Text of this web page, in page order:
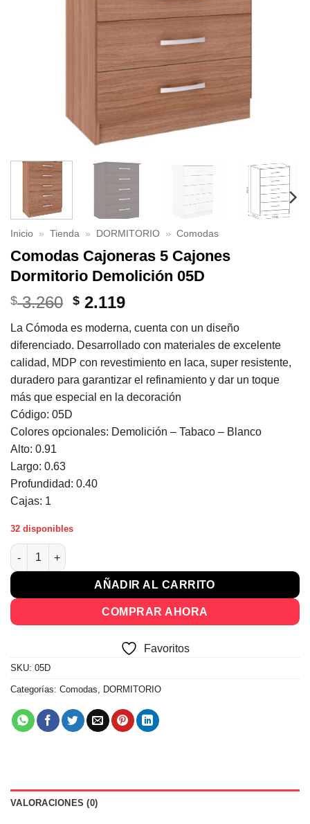
Inicio » Tienda » DORMITORIO » Comodas
Comodas Cajoneras 5 Cajones
Dormitorio Demolición 05D
$3.260 El
original
era:
$ 3.260.
$ 2.119El
actual
es:
$ 2.119.
La Cómoda es moderna, cuenta con un diseño
diferenciado. Desarrollado con materiales de excelente
calidad, MDP con revestimiento en laca, super resistente,
duradero para garantizar el refinamiento y dar un toque
más que especial en la decoración
Código: 05D
Colores opcionales: Demolición – Tabaco – Blanco
Alto: 0.91
Largo: 0.63
Profundidad: 0.40
Cajas: 1
32 disponibles
Comodas Cajoneras 5 Cajones Dormitorio Demolición 05D
AÑADIR AL CARRITO
COMPRAR AHORA
Favoritos
SKU: 05D
Categorías: Comodas, DORMITORIO
VALORACIONES (0)